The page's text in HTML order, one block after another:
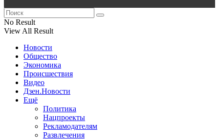
No Result
View All Result
Новости
Общество
Экономика
Происшествия
Видео
Дзен.Новости
Ещё
Политика
Нацпроекты
Рекламодателям
Развлечения